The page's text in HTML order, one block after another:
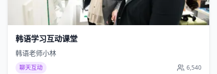
韩语学习互动课堂
韩语老师小林
聊天互动 6,540